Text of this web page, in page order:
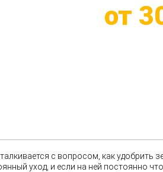
от
с вопросом, как удобрить
уход, и если на ней постоянно